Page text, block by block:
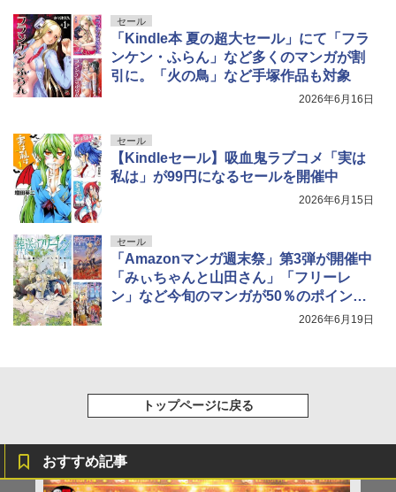
セール
「Kindle本 夏の超大セール」にて「フラ
ンケン・ふらん」など多くのマンガが割
引に。「火の鳥」など手塚作品も対象
2026年6月16日
セール
【Kindleセール】吸血鬼ラブコメ「実は
私は」が99円になるセールを開催中
2026年6月15日
セール
「Amazonマンガ週末祭」第3弾が開催中
「みぃちゃんと山田さん」「フリーレ
ン」など今旬のマンガが50％のポイント
2026年6月19日
トップページに戻る
おすすめ記事